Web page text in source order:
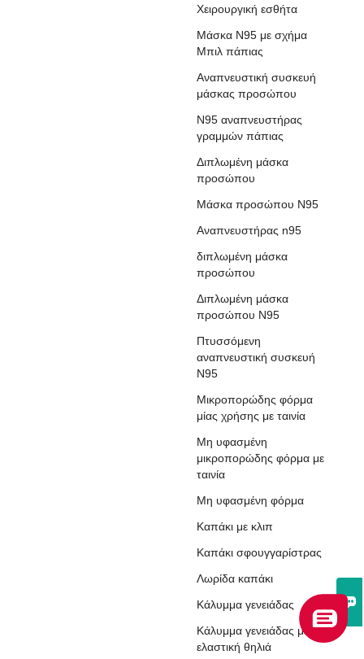

Χειρουργική εσθήτα
Μάσκα N95 με σχήμα
Μπιλ πάπιας
Αναπνευστική συσκευή
μάσκας προσώπου
N95 αναπνευστήρας
γραμμών πάπιας
Διπλωμένη μάσκα
προσώπου
Μάσκα προσώπου N95
Αναπνευστήρας n95
διπλωμένη μάσκα
προσώπου
Διπλωμένη μάσκα
προσώπου N95
Πτυσσόμενη
αναπνευστική συσκευή
N95
Μικροπορώδης φόρμα
μίας χρήσης με ταινία
Μη υφασμένη
μικροπορώδης φόρμα με
ταινία
Μη υφασμένη φόρμα
Καπάκι με κλιπ
Καπάκι σφουγγαρίστρας
Λωρίδα καπάκι
Κάλυμμα γενειάδας
Κάλυμμα γενειάδας με
ελαστική θηλιά